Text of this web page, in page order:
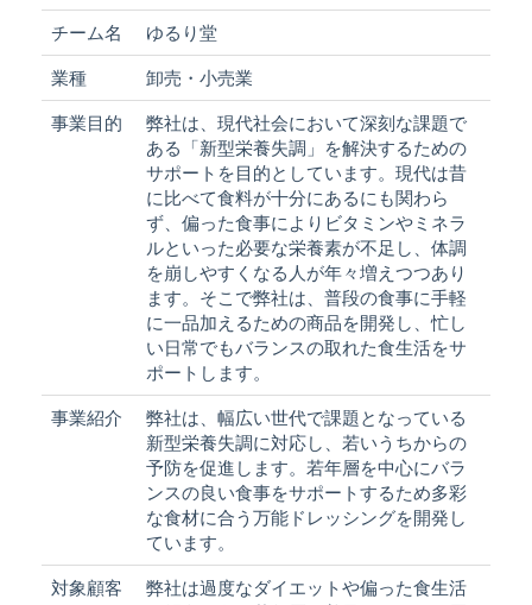
チーム名 ゆるり堂
業種 卸売・小売業
事業目的
弊社は、現代社会において深刻な課題で
ある「新型栄養失調」を解決するための
サポートを目的としています。現代は昔
に比べて食料が十分にあるにも関わら
ず、偏った食事によりビタミンやミネラ
ルといった必要な栄養素が不足し、体調
を崩しやすくなる人が年々増えつつあり
ます。そこで弊社は、普段の食事に手軽
に一品加えるための商品を開発し、忙し
い日常でもバランスの取れた食生活をサ
ポートします。
事業紹介
弊社は、幅広い世代で課題となっている
新型栄養失調に対応し、若いうちからの
予防を促進します。若年層を中心にバラ
ンスの良い食事をサポートするため多彩
な食材に合う万能ドレッシングを開発し
ています。
対象顧客
弊社は過度なダイエットや偏った食生活